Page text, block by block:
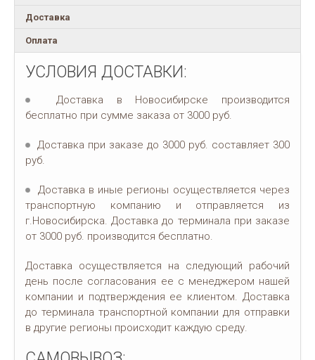
Доставка
Оплата
УСЛОВИЯ ДОСТАВКИ:
Доставка в Новосибирске производится
бесплатно при сумме заказа от 3000 руб.
Доставка при заказе до 3000 руб. составляет 300
руб.
Доставка в иные регионы осуществляется через
транспортную компанию и отправляется из
г.Новосибирска. Доставка до терминала при заказе
от 3000 руб. производится бесплатно.
Доставка осуществляется на следующий рабочий
день после согласования ее с менеджером нашей
компании и подтверждения ее клиентом. Доставка
до терминала транспортной компании для отправки
в другие регионы происходит каждую среду.